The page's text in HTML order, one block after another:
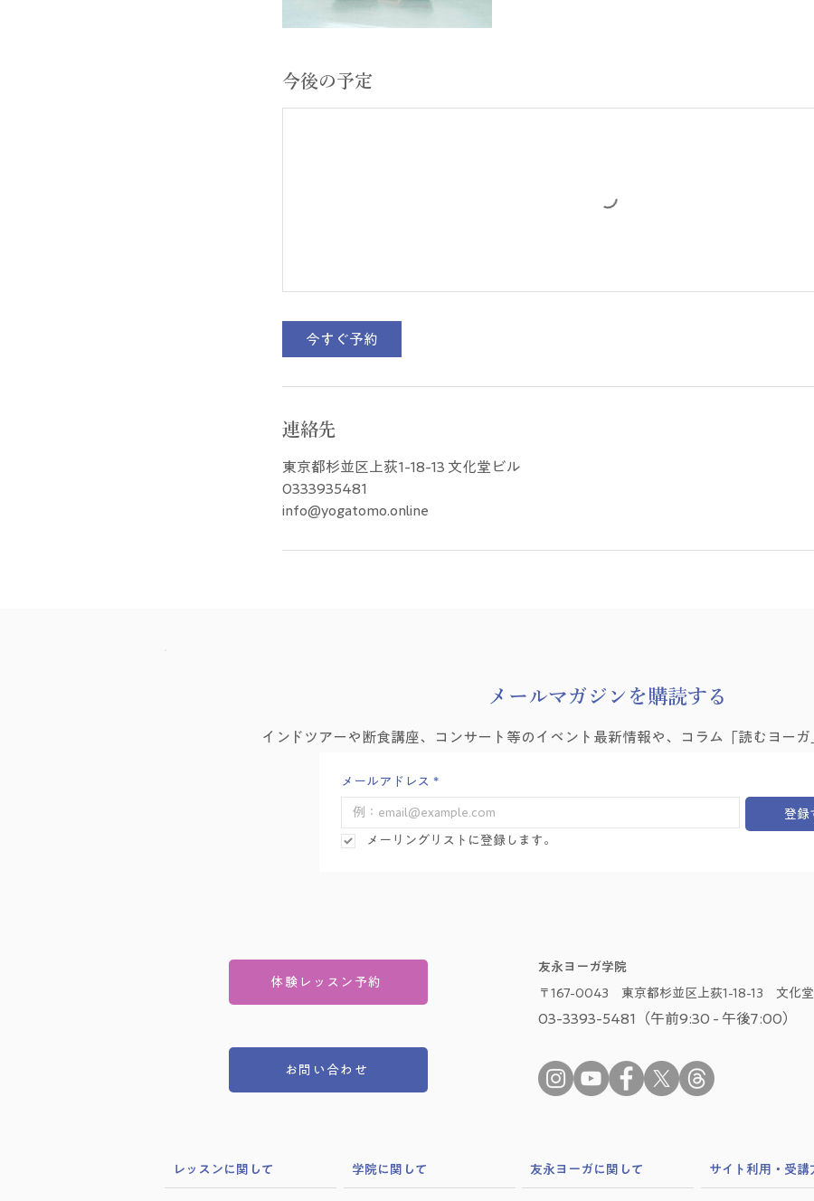
今後の予定
今すぐ予約
連絡先
東京都杉並区上荻1-18-13 文化堂ビル
0333935481
info@yogatomo.online
​メールマガジンを購読する
インドツアーや断食講座、コンサート等のイベント最新情報や、コラム「読むヨーガ
メールアドレス *
登録
メーリングリストに登録します。
体験レッスン予約
お問い合わせ
友永ヨーガ学院
〒167-0043 東京都杉並区上荻1-18-13 文化堂
03-3393-5481（午前9:30 - 午後7:00）
​レッスンに関して 学院に関して ​友永ヨーガに関して サイト利用・受講